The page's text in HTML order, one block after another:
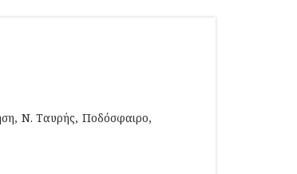
, Ν. Ταυρής,Ποδόσφαιρο,